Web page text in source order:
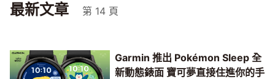
最新文章 第 14 頁
Garmin 推出 Pokémon Sleep 全
新動態錶面 寶可夢直接住進你的手